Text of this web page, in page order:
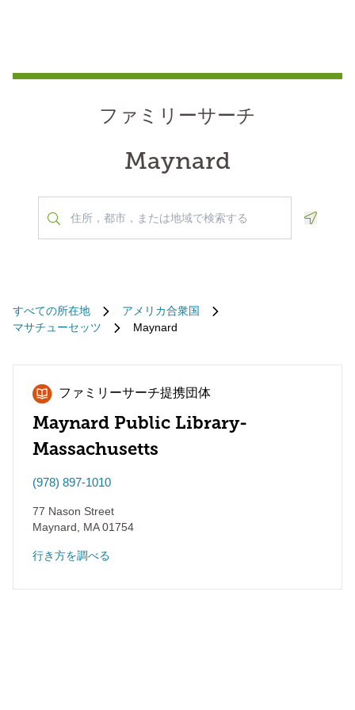
ファミリーサーチ
Maynard
すべての所在地
アメリカ合衆国
マサチューセッツ
Maynard
ファミリーサーチ提携団体
Maynard Public Library-
Massachusetts
(978) 897-1010
77 Nason Street
Maynard
MA01754
行き方を調べる